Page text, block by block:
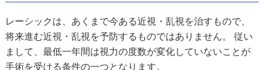
レーシックは、あくまで今ある近視・乱視を治すもので、
将来進む近視・乱視を予防するものではありません。 従い
まして、最低一年間は視力の度数が変化していないことが
手術を受ける条件の一つとなります。